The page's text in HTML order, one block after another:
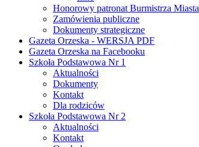
Honorowy patronat Burmistrza Miasta
Zamówienia publiczne
Dokumenty strategiczne
Gazeta Orzeska - WERSJA PDF
Gazeta Orzeska na Facebooku
Szkoła Podstawowa Nr 1
Aktualności
Dokumenty
Kontakt
Dla rodziców
Szkoła Podstawowa Nr 2
Aktualności
Kontakt